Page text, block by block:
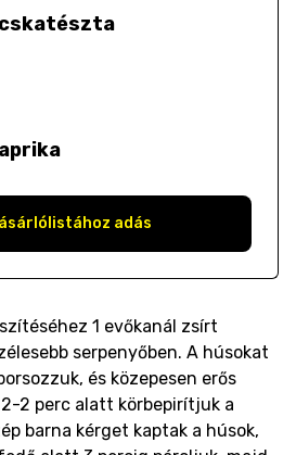
adás
1 evőkanál zsírt
serpenyőben. A húsokat
és közepesen erős
2 perc alatt körbepirítjuk a
barna kérget kaptak a húsok,